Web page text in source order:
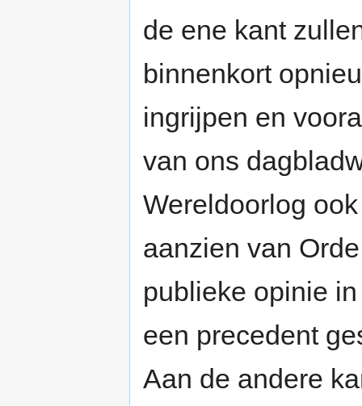
de ene kant
binnenkort
ingrijpen en
van ons
Wereldoorlog
aanzien van
publieke opinie
een precedent
Aan de andere